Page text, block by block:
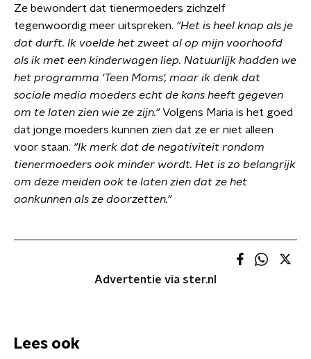
Ze bewondert dat tienermoeders zichzelf
tegenwoordig meer uitspreken. "Het is heel knap als je
dat durft. Ik voelde het zweet al op mijn voorhoofd
als ik met een kinderwagen liep. Natuurlijk hadden we
het programma 'Teen Moms', maar ik denk dat
sociale media moeders echt de kans heeft gegeven
om te laten zien wie ze zijn." Volgens Maria is het goed
dat jonge moeders kunnen zien dat ze er niet alleen
voor staan. "Ik merk dat de negativiteit rondom
tienermoeders ook minder wordt. Het is zo belangrijk
om deze meiden ook te laten zien dat ze het
aankunnen als ze doorzetten."
Advertentie via ster.nl
Lees ook